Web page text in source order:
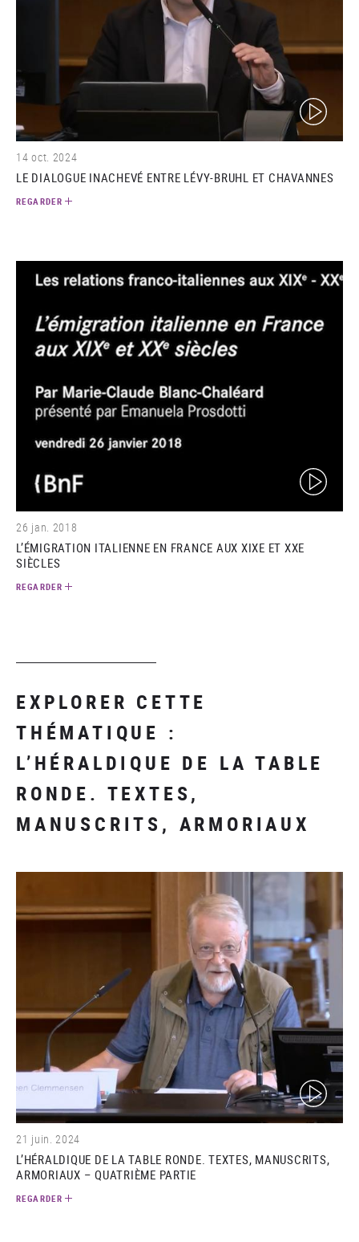
(video)
14 oct. 2024
LE DIALOGUE INACHEVÉ ENTRE LÉVY-BRUHL ET CHAVANNES
REGARDER
(video)
26 jan. 2018
L’ÉMIGRATION ITALIENNE EN FRANCE AUX XIXE ET XXE
SIÈCLES
REGARDER
EXPLORER CETTE
THÉMATIQUE :
L’HÉRALDIQUE DE LA TABLE
RONDE. TEXTES,
MANUSCRITS, ARMORIAUX
(video)
21 juin. 2024
L’HÉRALDIQUE DE LA TABLE RONDE. TEXTES, MANUSCRITS,
ARMORIAUX – QUATRIÈME PARTIE
REGARDER